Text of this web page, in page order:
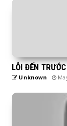
LỖI ĐẾN
Unknown